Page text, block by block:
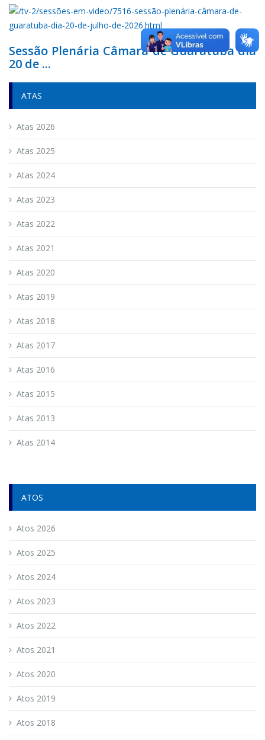
Sessão Plenária Câmara de Guaratuba dia
20 de ...
ATAS
Atas 2026
Atas 2025
Atas 2024
Atas 2023
Atas 2022
Atas 2021
Atas 2020
Atas 2019
Atas 2018
Atas 2017
Atas 2016
Atas 2015
Atas 2013
Atas 2014
ATOS
Atos 2026
Atos 2025
Atos 2024
Atos 2023
Atos 2022
Atos 2021
Atos 2020
Atos 2019
Atos 2018